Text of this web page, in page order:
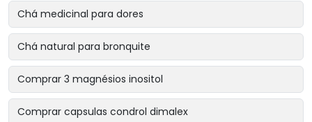
Chá medicinal para dores
Chá natural para bronquite
Comprar 3 magnésios inositol
Comprar capsulas condrol dimalex